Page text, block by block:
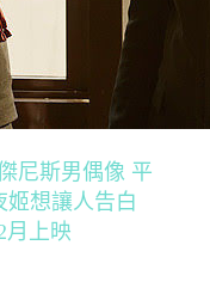
尼斯男偶像 平
想讓人告白
月上映